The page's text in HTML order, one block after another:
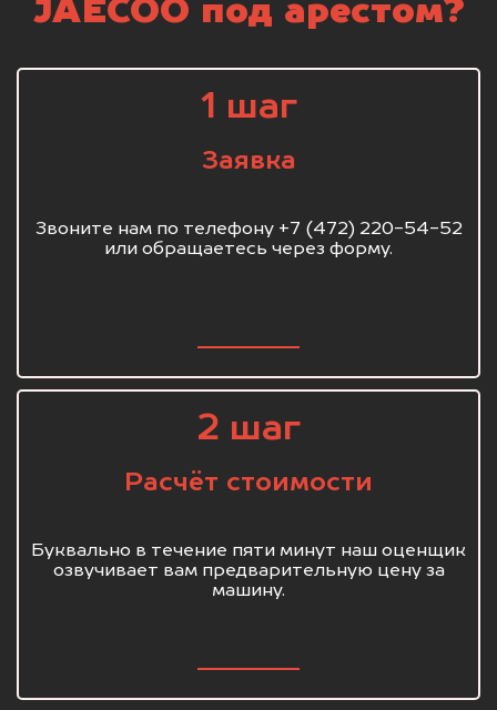
JAECOO под арестом?
1 шаг
Заявка
Звоните нам по телефону +7 (472) 220-54-52
или обращаетесь через форму.
2 шаг
Расчёт стоимости
Буквально в течение пяти минут наш оценщик
озвучивает вам предварительную цену за
машину.